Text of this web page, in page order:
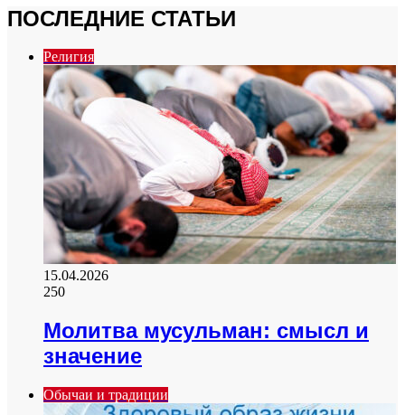
ПОСЛЕДНИЕ СТАТЬИ
Религия
15.04.2026
250
Молитва мусульман: смысл и
значение
Обычаи и традиции